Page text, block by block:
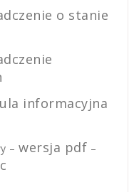
o stanie
informacyjna
– wersja pdf –